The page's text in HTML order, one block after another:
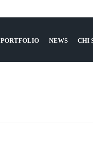
PORTFOLIO NEWS CHI